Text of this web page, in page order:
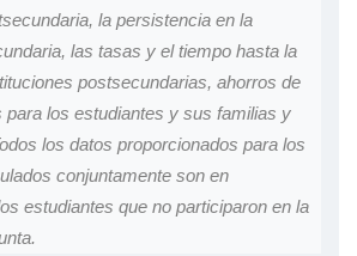
la persistencia en la
las tasas y el tiempo hasta la
postsecundarias, ahorros de
para los estudiantes y sus familias y
los datos proporcionados para los
conjuntamente son en
estudiantes que no participaron en la